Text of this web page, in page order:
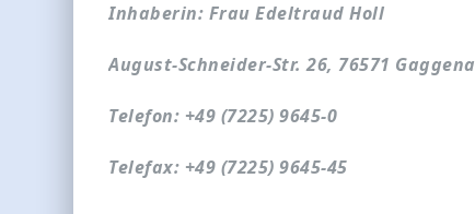
Inhaberin: Frau Edeltraud Holl
August-Schneider-Str. 26, 76571
Telefon: +49 (7225) 9645-0
Telefax: +49 (7225) 9645-45